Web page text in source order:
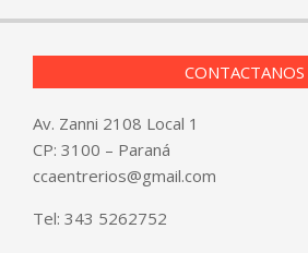
CONTACTANOS
Av. Zanni 2108 Local 1
CP: 3100 – Paraná
ccaentrerios@gmail.com
Tel: 343 5262752